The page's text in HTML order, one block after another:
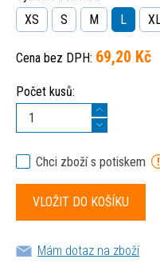
XS
S M L
Cena bez DPH: 69,20 Kč
Počet kusů:
Chci zboží s potiskem
Mám dotaz na zboží